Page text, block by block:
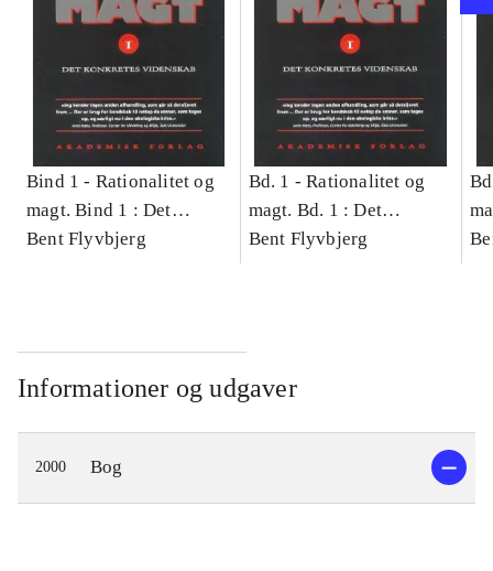
Bind 1 - Rationalitet og
magt. Bind 1 : Det
konkretes videnskab
Bent Flyvbjerg
Bd. 1 -Rationalitet og
magt. Bd. 1 : Det
konkretes videnskab
Bent Flyvbjerg
Informationer og udgaver
2000 Bog